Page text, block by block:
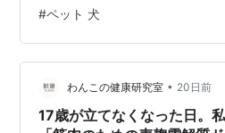
ってからの進行が人に比べて非
にお別れとなりました。とても
癒されました。ありがとう。 あ
行かなくなってしまいました。
うか。 昨日今日とカメラを持っ
#ペット 犬
わんこの健康研究室 • 20日前
17歳が立てなくなった日。